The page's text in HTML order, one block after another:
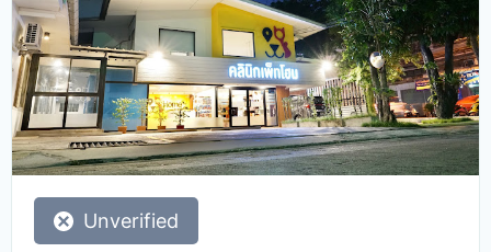
Unverified